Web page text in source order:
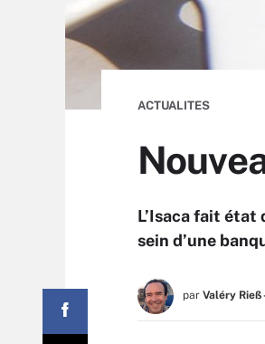
ACTUALITES
L’Isaca fait état
sein d’une
par Valéry